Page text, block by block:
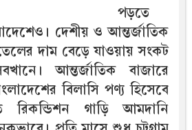
পড়তে
দেশীয় ও আন্তর্জাতিক
দাম বেড়ে যাওয়ায় সংকট
আন্তর্জাতিক বাজারে
বিলাসি পণ্য হিসেবে
রিকন্ডিশন গাড়ি আমদানি